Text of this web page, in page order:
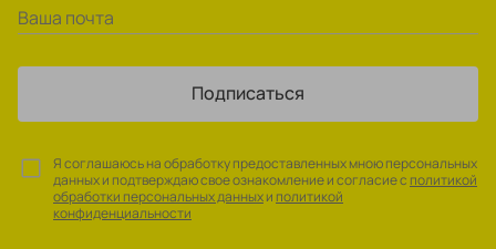
Подписаться
Я соглашаюсь на обработку предоставленных мною персональных
данных и подтверждаю свое ознакомление и согласие с политикой
обработки персональных данныхи политикой
конфиденциальности